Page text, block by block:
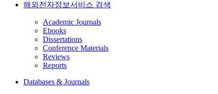
해외전자정보서비스 검색
Academic Journals
Ebooks
Dissertations
Conference Materials
Reviews
Reports
Databases & Journals